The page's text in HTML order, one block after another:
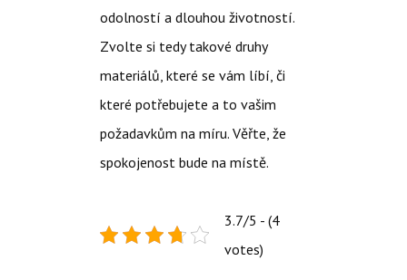
odolností a dlouhou životností.
Zvolte si tedy takové druhy
materiálů, které se vám líbí, či
které potřebujete a to vašim
požadavkům na míru. Věřte, že
spokojenost bude na místě.
3.7/5 - (4
votes)